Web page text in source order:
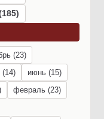
(23)
июнь (15)
февраль (23)